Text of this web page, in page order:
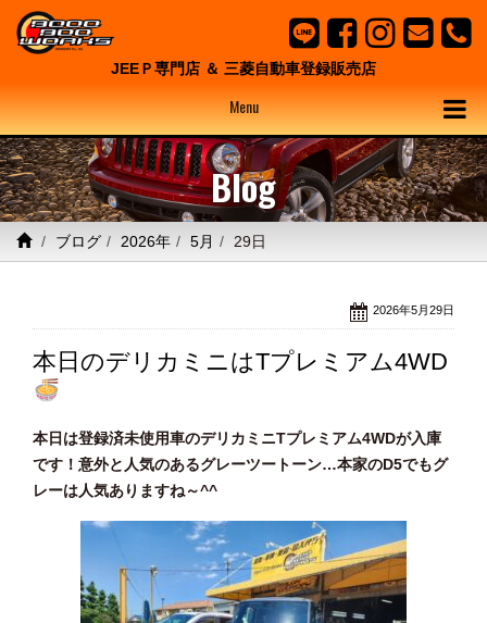
JEEＰ専門店 ＆ 三菱自動車登録販売店
Menu
Blog
ブログ 2026年 5月 29日
2026年5月29日
本日のデリカミニはTプレミアム4WD
本日は登録済未使用車のデリカミニTプレミアム4WDが入庫
です！意外と人気のあるグレーツートーン…本家のD5でもグ
レーは人気ありますね～^^